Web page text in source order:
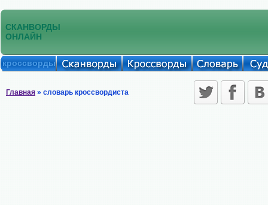
СКАНВОРДЫ
ОНЛАЙН
кроссворды
Главная » словарь кроссвордиста